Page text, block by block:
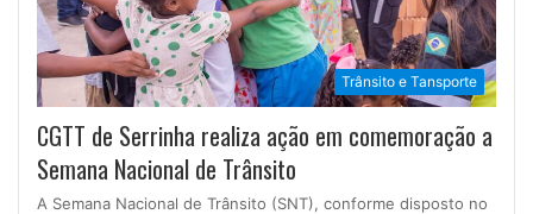
Trânsito e Tansporte
CGTT de Serrinha realiza ação em comemoração a
Semana Nacional de Trânsito
A Semana Nacional de Trânsito (SNT), conforme disposto no